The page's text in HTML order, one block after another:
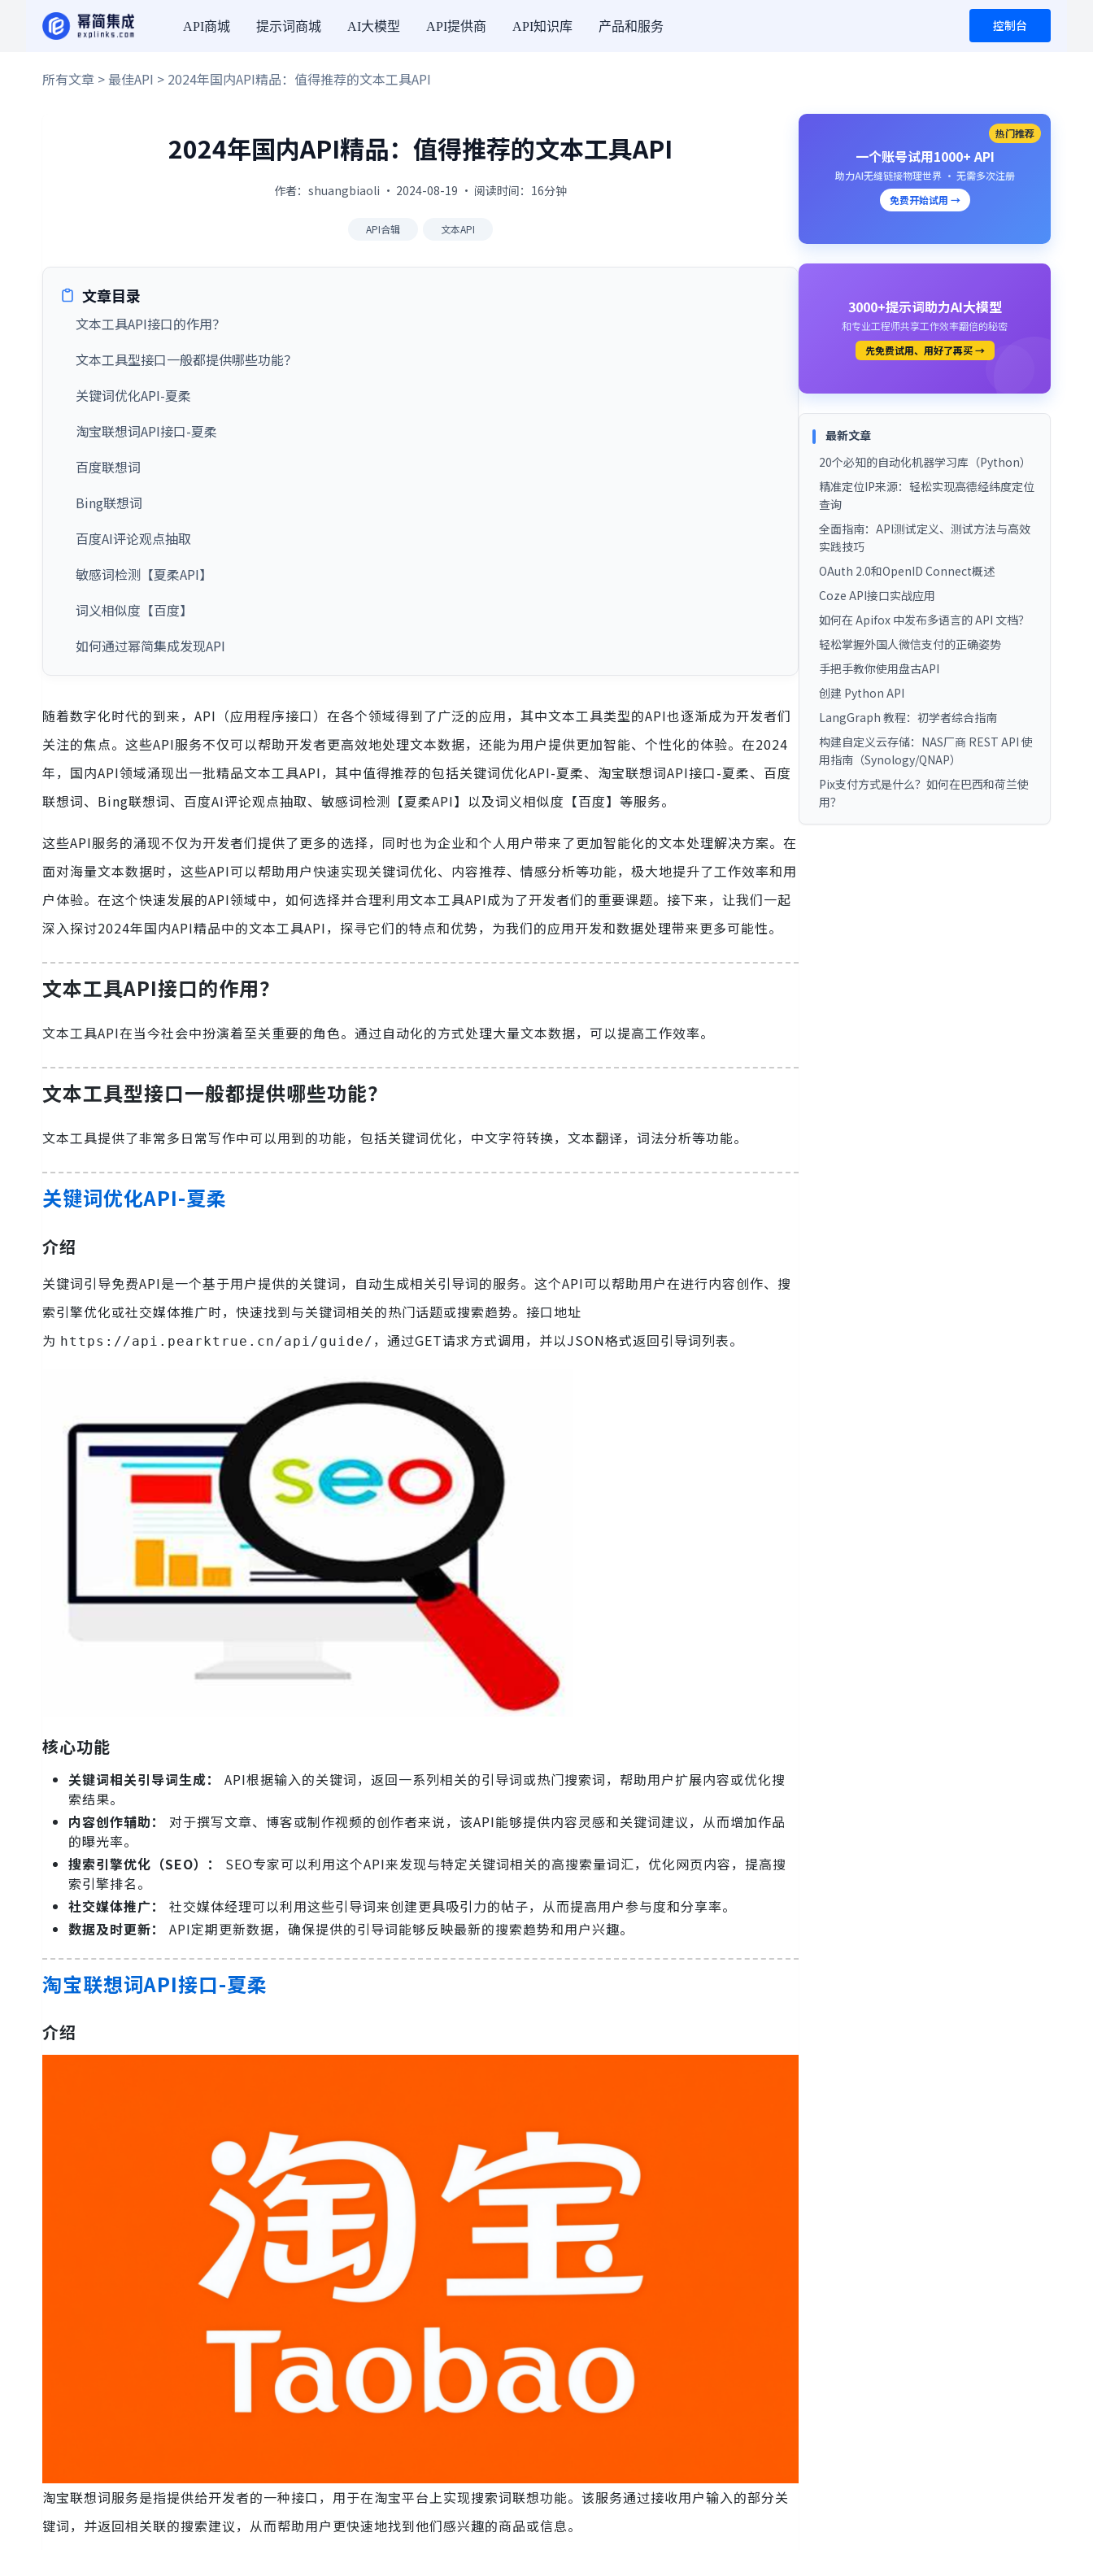
API商城 提示词商城 AI大模型 API提供商 API知识库 产品和服务 控制台
所有文章 > 最佳API > 2024年国内API精品：值得推荐的文本工具API
2024年国内API精品：值得推荐的文本工具API
作者：shuangbiaoli · 2024-08-19 · 阅读时间：16分钟
API合辑 文本API
文章目录
文本工具API接口的作用？
文本工具型接口一般都提供哪些功能？
关键词优化API-夏柔
淘宝联想词API接口-夏柔
百度联想词
Bing联想词
百度AI评论观点抽取
敏感词检测【夏柔API】
词义相似度【百度】
如何通过幂简集成发现API
随着数字化时代的到来，API（应用程序接口）在各个领域得到了广泛的应用，其中文本工具类型的API也逐渐成为开发者们
关注的焦点。这些API服务不仅可以帮助开发者更高效地处理文本数据，还能为用户提供更加智能、个性化的体验。在2024
年，国内API领域涌现出一批精品文本工具API，其中值得推荐的包括关键词优化API-夏柔、淘宝联想词API接口-夏柔、百度
联想词、Bing联想词、百度AI评论观点抽取、敏感词检测【夏柔API】以及词义相似度【百度】等服务。
这些API服务的涌现不仅为开发者们提供了更多的选择，同时也为企业和个人用户带来了更加智能化的文本处理解决方案。在
面对海量文本数据时，这些API可以帮助用户快速实现关键词优化、内容推荐、情感分析等功能，极大地提升了工作效率和用
户体验。在这个快速发展的API领域中，如何选择并合理利用文本工具API成为了开发者们的重要课题。接下来，让我们一起
深入探讨2024年国内API精品中的文本工具API，探寻它们的特点和优势，为我们的应用开发和数据处理带来更多可能性。
文本工具API接口的作用？
文本工具API在当今社会中扮演着至关重要的角色。通过自动化的方式处理大量文本数据，可以提高工作效率。
文本工具型接口一般都提供哪些功能？
文本工具提供了非常多日常写作中可以用到的功能，包括关键词优化，中文字符转换，文本翻译，词法分析等功能。
关键词优化API-夏柔
介绍
关键词引导免费API是一个基于用户提供的关键词，自动生成相关引导词的服务。这个API可以帮助用户在进行内容创作、搜
索引擎优化或社交媒体推广时，快速找到与关键词相关的热门话题或搜索趋势。接口地址
为 https://api.pearktrue.cn/api/guide/ ，通过GET请求方式调用，并以JSON格式返回引导词列表。
核心功能
关键词相关引导词生成：
API根据输入的关键词，返回一系列相关的引导词或热门搜索词，帮助用户扩展内容或优化搜
索结果。
内容创作辅助：
对于撰写文章、博客或制作视频的创作者来说，该API能够提供内容灵感和关键词建议，从而增加作品
的曝光率。
搜索引擎优化（SEO）：
SEO专家可以利用这个API来发现与特定关键词相关的高搜索量词汇，优化网页内容，提高搜
索引擎排名。
社交媒体推广：
社交媒体经理可以利用这些引导词来创建更具吸引力的帖子，从而提高用户参与度和分享率。
数据及时更新：
API定期更新数据，确保提供的引导词能够反映最新的搜索趋势和用户兴趣。
淘宝联想词API接口-夏柔
介绍
淘宝联想词服务是指提供给开发者的一种接口，用于在淘宝平台上实现搜索词联想功能。该服务通过接收用户输入的部分关
键词，并返回相关联的搜索建议，从而帮助用户更快速地找到他们感兴趣的商品或信息。
热门推荐
一个账号试用1000+ API
助力AI无缝链接物理世界 · 无需多次注册
免费开始试用 →
3000+提示词助力AI大模型
和专业工程师共享工作效率翻倍的秘密
先免费试用、用好了再买 →
最新文章
20个必知的自动化机器学习库（Python）
精准定位IP来源：轻松实现高德经纬度定位
查询
全面指南：API测试定义、测试方法与高效
实践技巧
OAuth 2.0和OpenID Connect概述
Coze API接口实战应用
如何在 Apifox 中发布多语言的 API 文档？
轻松掌握外国人微信支付的正确姿势
手把手教你使用盘古API
创建 Python API
LangGraph 教程：初学者综合指南
构建自定义云存储：NAS厂商 REST API 使
用指南（Synology/QNAP）
Pix支付方式是什么？如何在巴西和荷兰使
用？